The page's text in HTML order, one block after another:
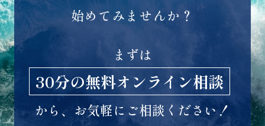
始めてみませんか？
まずは
30分の無料オンライン相談
から、お気軽にご相談ください！